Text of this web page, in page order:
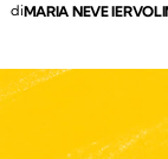
diMARIA NEVE